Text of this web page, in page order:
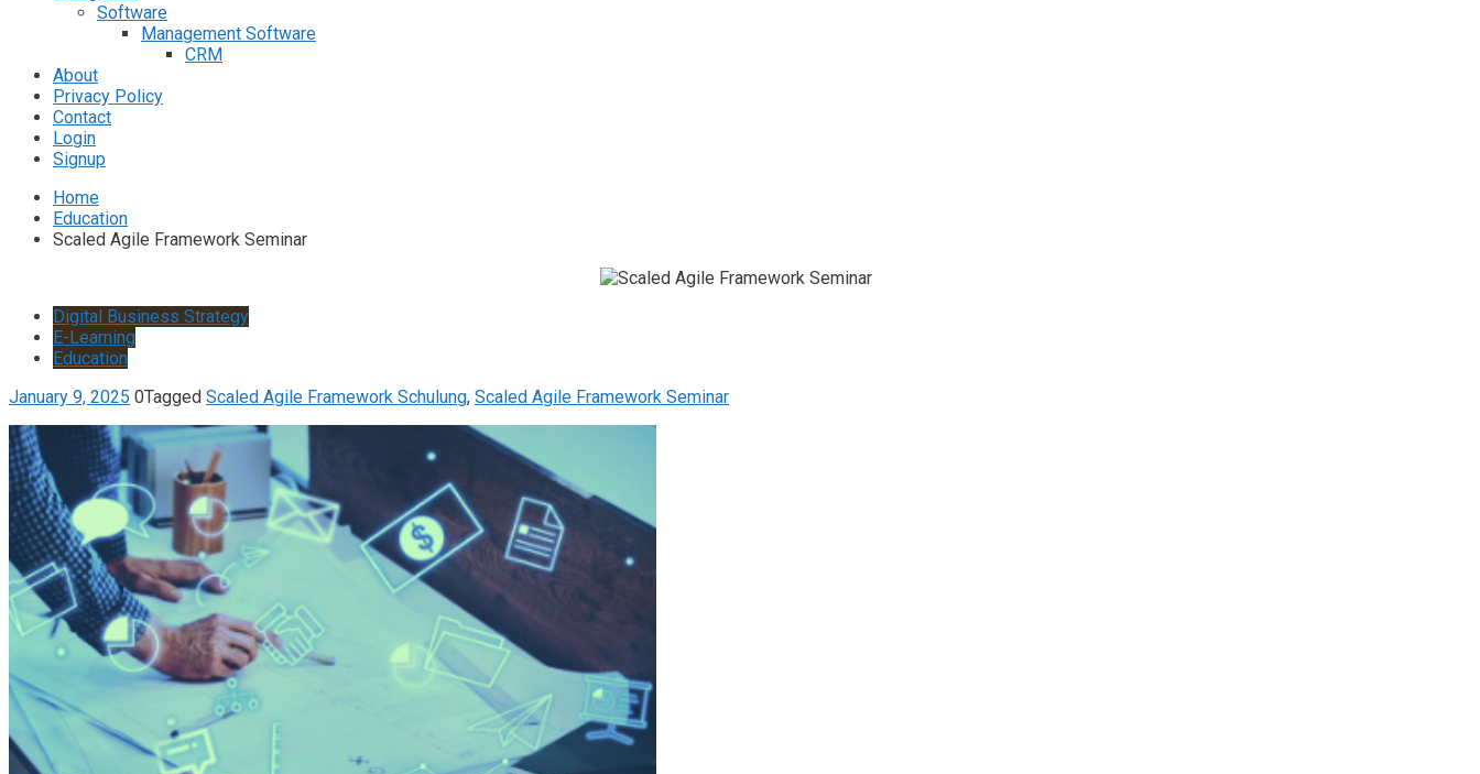
Software
Management Software
CRM
About
Privacy Policy
Contact
Login
Signup
Home
Education
Scaled Agile Framework Seminar
Digital Business Strategy
E-Learning
Education
January 9, 2025 0Tagged Scaled Agile Framework Schulung, Scaled Agile Framework Seminar